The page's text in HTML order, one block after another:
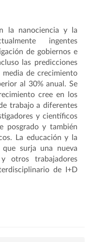
la nanociencia y la
ingentes
de gobiernos e
las predicciones
media de crecimiento
al 30% anual. Se
cree en los
trabajo a diferentes
y científicos
posgrado y también
La educación y la
surja una nueva
otros trabajadores
de I+D